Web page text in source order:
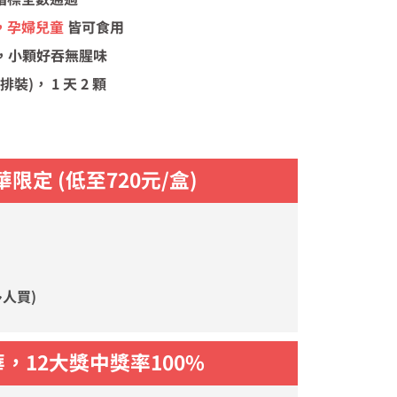
孕婦兒童 皆可食用
小顆好吞無腥味
裝)， 1 天 2 顆
限定 (低至720元/盒)
買)
12大獎中獎率100%